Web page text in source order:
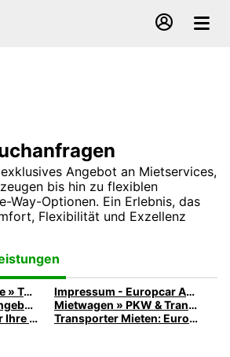
Angebot an Mietservices,
bis hin zu flexiblen
Way-Optionen. Ein Erlebnis, das
Flexibilität und Exzellenz
Mietwagen Angebote » Top-Angebote entdecken | Europcar
Impressum - Europcar Autovermietung
Europcar Partner-Angebote
Mietwagen » PKW & Transporter günstig mieten
Die Europcar App für Ihre nächste PKW-, Transporter- oder LKW-Miete
Transporter Mieten: Europcar LKW & Transporter für jeden Bedarf